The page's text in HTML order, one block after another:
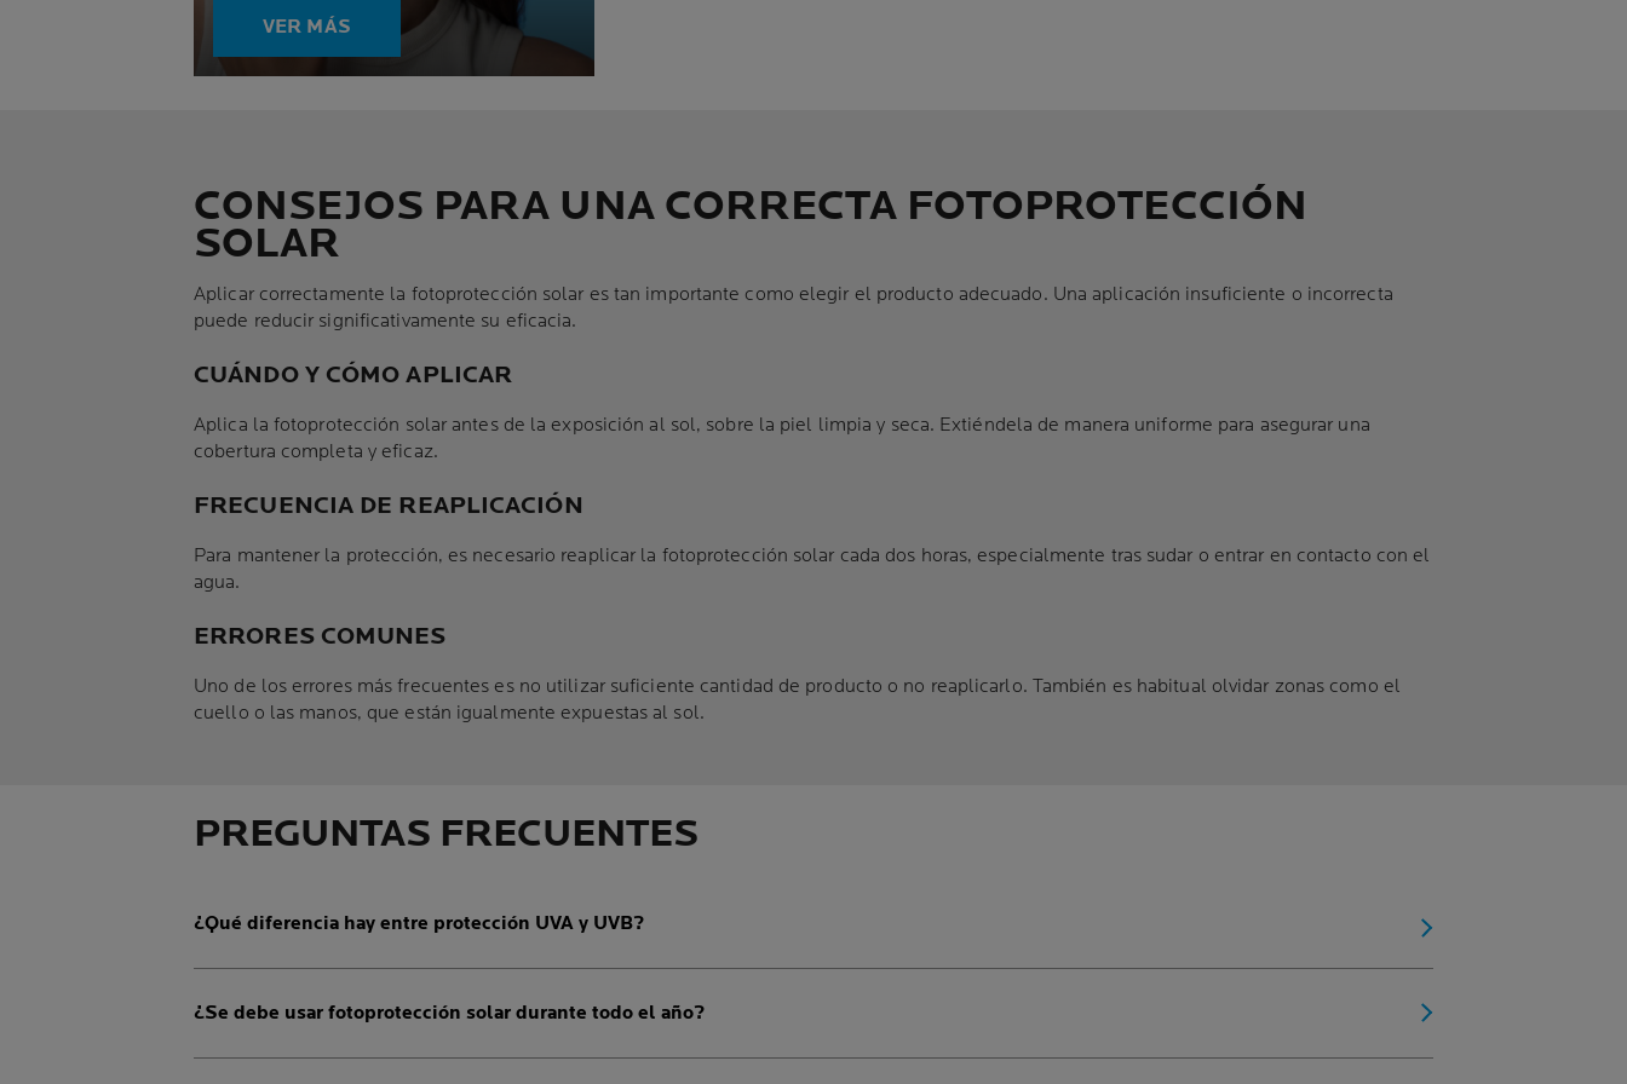
VER MÁS
CONSEJOS PARA UNA CORRECTA FOTOPROTECCIÓN
SOLAR
Aplicar correctamente la fotoprotección solar es tan importante como elegir el producto adecuado. Una aplicación insuficiente o incorrecta
puede reducir significativamente su eficacia.
CUÁNDO Y CÓMO APLICAR
Aplica la fotoprotección solar antes de la exposición al sol, sobre la piel limpia y seca. Extiéndela de manera uniforme para asegurar una
cobertura completa y eficaz.
FRECUENCIA DE REAPLICACIÓN
Para mantener la protección, es necesario reaplicar la fotoprotección solar cada dos horas, especialmente tras sudar o entrar en contacto con el
agua.
ERRORES COMUNES
Uno de los errores más frecuentes es no utilizar suficiente cantidad de producto o no reaplicarlo. También es habitual olvidar zonas como el
cuello o las manos, que están igualmente expuestas al sol.
PREGUNTAS FRECUENTES
¿Qué diferencia hay entre protección UVA y UVB?
¿Se debe usar fotoprotección solar durante todo el año?